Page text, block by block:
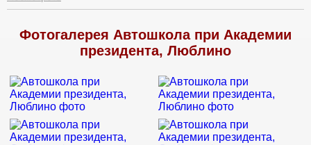
еще учится.
Фотогалерея Автошкола при Академии
президента, Люблино